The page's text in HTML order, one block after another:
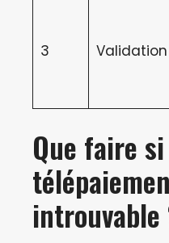
3 Validation
Que faire
introuvable